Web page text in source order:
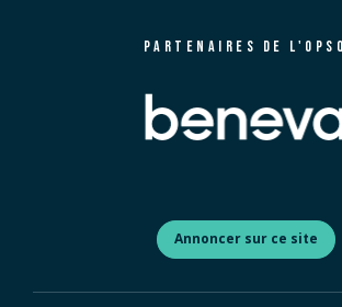
PARTENAIRES DE L'OPSQ
Annoncer sur ce site